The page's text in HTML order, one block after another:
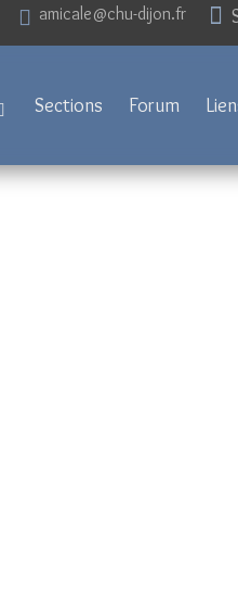
amicale@chu-dijon.fr
Sections Forum